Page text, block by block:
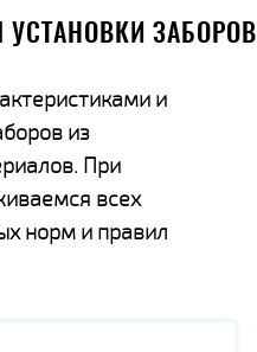
ЗАБОРОВ
и
из
При
всех
норм и правил